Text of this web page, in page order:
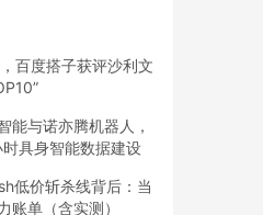
百度搭子获评沙利文
能与诺亦腾机器人，
具身智能数据建设
低价斩杀线背后：当
账单（含实测）